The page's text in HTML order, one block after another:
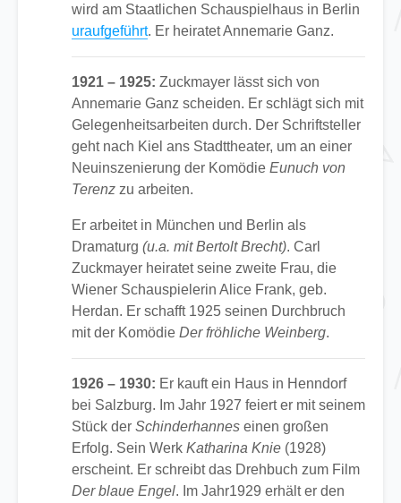
wird am Staatlichen Schauspielhaus in Berlin
uraufgeführt. Er heiratet Annemarie Ganz.
1921 – 1925: Zuckmayer lässt sich von
Annemarie Ganz scheiden. Er schlägt sich mit
Gelegenheitsarbeiten durch. Der Schriftsteller
geht nach Kiel ans Stadttheater, um an einer
Neuinszenierung der Komödie Eunuch von
Terenz zu arbeiten.
Er arbeitet in München und Berlin als
Dramaturg (u.a. mit Bertolt Brecht). Carl
Zuckmayer heiratet seine zweite Frau, die
Wiener Schauspielerin Alice Frank, geb.
Herdan. Er schafft 1925 seinen Durchbruch
mit der Komödie Der fröhliche Weinberg.
1926 – 1930: Er kauft ein Haus in Henndorf
bei Salzburg. Im Jahr 1927 feiert er mit seinem
Stück der Schinderhannes einen großen
Erfolg. Sein Werk Katharina Knie (1928)
erscheint. Er schreibt das Drehbuch zum Film
Der blaue Engel. Im Jahr1929 erhält er den